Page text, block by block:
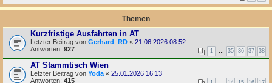
Themen
Kurzfristige Ausfahrten in AT
Letzter Beitrag von Gerhard_RD « 21.06.2026 08:52
Antworten: 927 1 35 36 37 38
AT Stammtisch Wien
Letzter Beitrag von Yoda « 25.01.2026 16:13
Antworten: 415